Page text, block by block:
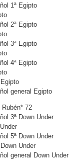
1ª Egipto
2ª Egipto
3ª Egipto
4ª Egipto
general Egipto
Rubén* 72
3ª Down Under
5ª Down Under
Under
general Down Under